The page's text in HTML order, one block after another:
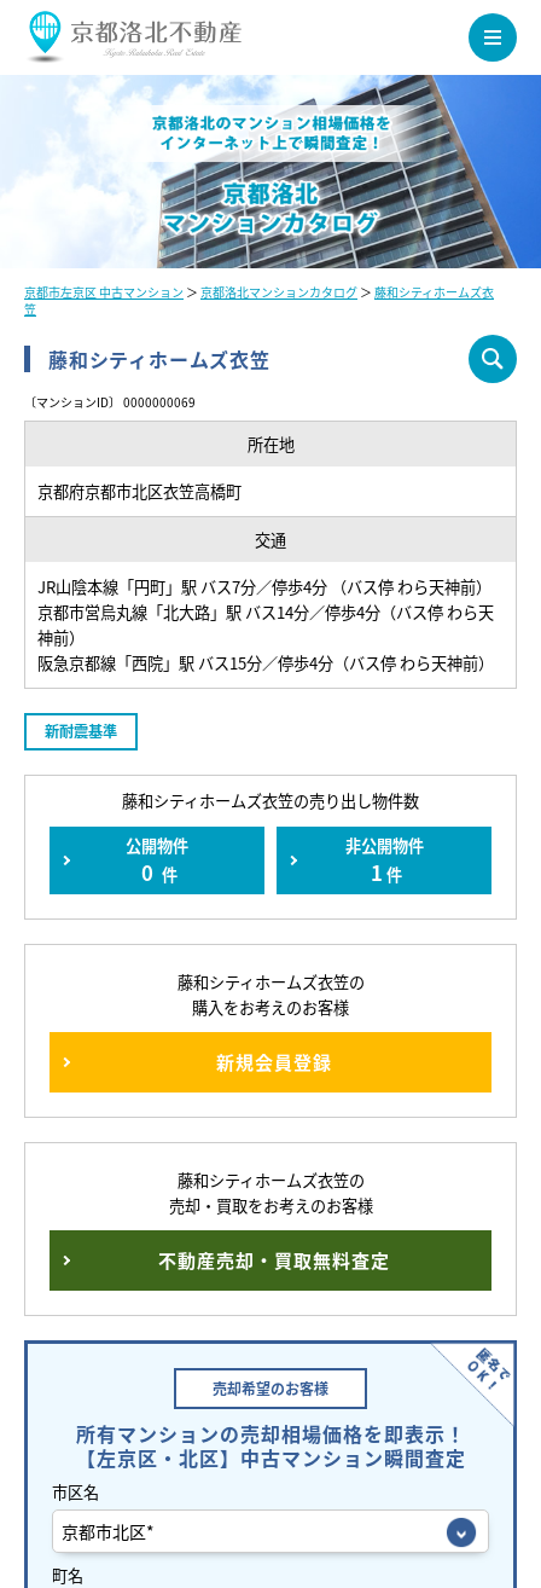
京都市左京区 中古マンション ＞ 京都洛北マンションカタログ ＞ 藤和シティホームズ衣
笠
藤和シティホームズ衣笠
〔マンションID〕 0000000069
所在地
京都府京都市北区衣笠高橋町
交通
JR山陰本線「円町」駅 バス7分／停歩4分 （バス停 わら天神前）
京都市営烏丸線「北大路」駅 バス14分／停歩4分（バス停 わら天
神前）
阪急京都線「西院」駅 バス15分／停歩4分（バス停 わら天神前）
新耐震基準
藤和シティホームズ衣笠の売り出し物件数
公開物件
0 件
非公開物件
1 件
藤和シティホームズ衣笠の
購入をお考えのお客様
新規会員登録
藤和シティホームズ衣笠の
売却・買取をお考えのお客様
不動産売却・買取無料査定
売却希望のお客様
所有マンションの売却相場価格を即表示！
【左京区・北区】中古マンション瞬間査定
市区名
町名